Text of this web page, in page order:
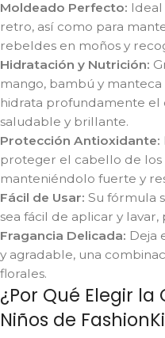
Moldeado Perfecto:
retro, así como para
rebeldes en moños y
Hidratación y Nutrición:
mango, bambú y
hidrata profundamente
saludable y brillante.
Protección Antioxidante:
proteger el cabello de los
manteniéndolo fuerte y
Fácil de Usar: Su fórmula
sea fácil de aplicar y
Fragancia Delicada: Deja
y agradable, una
florales.
¿Por Qué Elegir
Niños de